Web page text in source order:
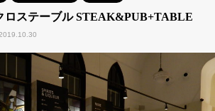
ロステーブル STEAK&PUB+TABLE